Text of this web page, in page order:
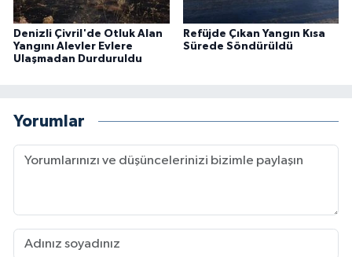
Denizli Çivril'de Otluk Alan
Yangını Alevler Evlere
Ulaşmadan Durduruldu
Refüjde Çıkan Yangın Kısa
Sürede Söndürüldü
Yorumlar